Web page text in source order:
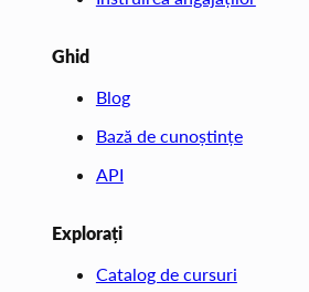
Ghid
Blog
Bază de cunoștințe
API
Explorați
Catalog de cursuri